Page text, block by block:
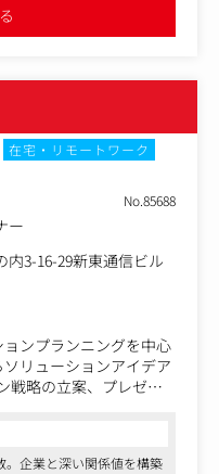
案や、潜在課題・ニー
り、長期的キャリアを支
在宅・リモートワーク
No.85688
ー
3-16-29新東通信ビル
ンプランニングを中心
リューションアイデア
戦略の立案、プレゼン
の広告手法にとどまら
企業と深い関係値を構築